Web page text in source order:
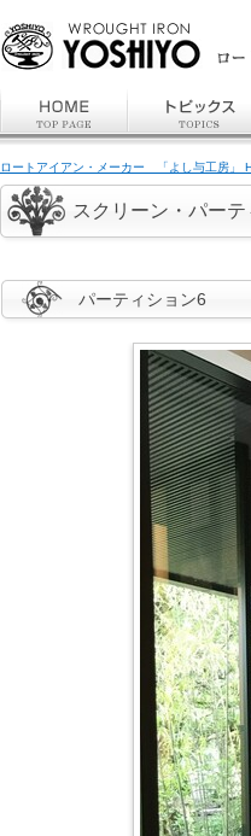
ロートアイアン・メーカー 「よし与工房」
スクリーン・パー
パーティション6